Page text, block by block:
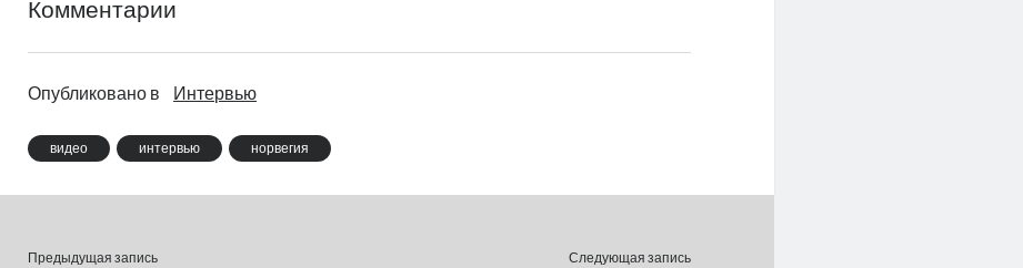
Комментарии
Опубликовано в Интервью
видео интервью норвегия
Предыдущая запись Следующая запись